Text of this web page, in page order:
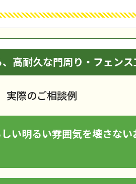
高耐久な門周り・フェン
実際のご相談例
い明るい雰囲気を壊さな